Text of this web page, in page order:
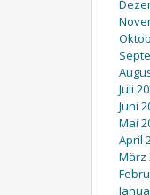
Juli
Juni
Mai
April
März